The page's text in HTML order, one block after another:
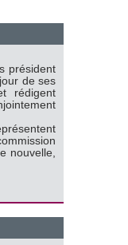
président
de ses
rédigent
nouvelle,